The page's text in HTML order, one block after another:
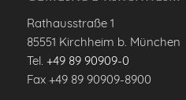
Rathausstraße 1
85551 Kirchheim b. München
Tel. +49 89 90909-0
Fax +49 89 90909-8900